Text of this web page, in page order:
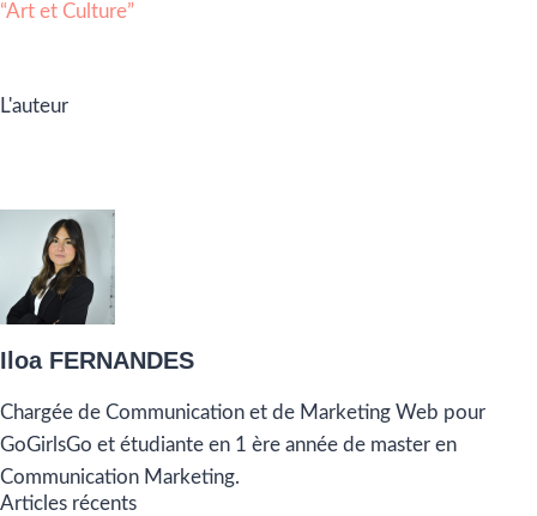
“Art et Culture”
L'auteur
Iloa FERNANDES
Chargée de Communication et de Marketing Web pour
GoGirlsGo et étudiante en 1 ère année de master en
Communication Marketing.
Articles récents